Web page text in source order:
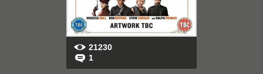
21230
1